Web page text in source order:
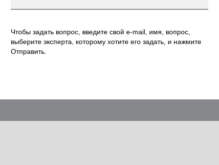
Чтобы задать вопрос, введите свой e-mail, имя, вопрос,
выберите эксперта, которому хотите его задать, и нажмите
Отправить.